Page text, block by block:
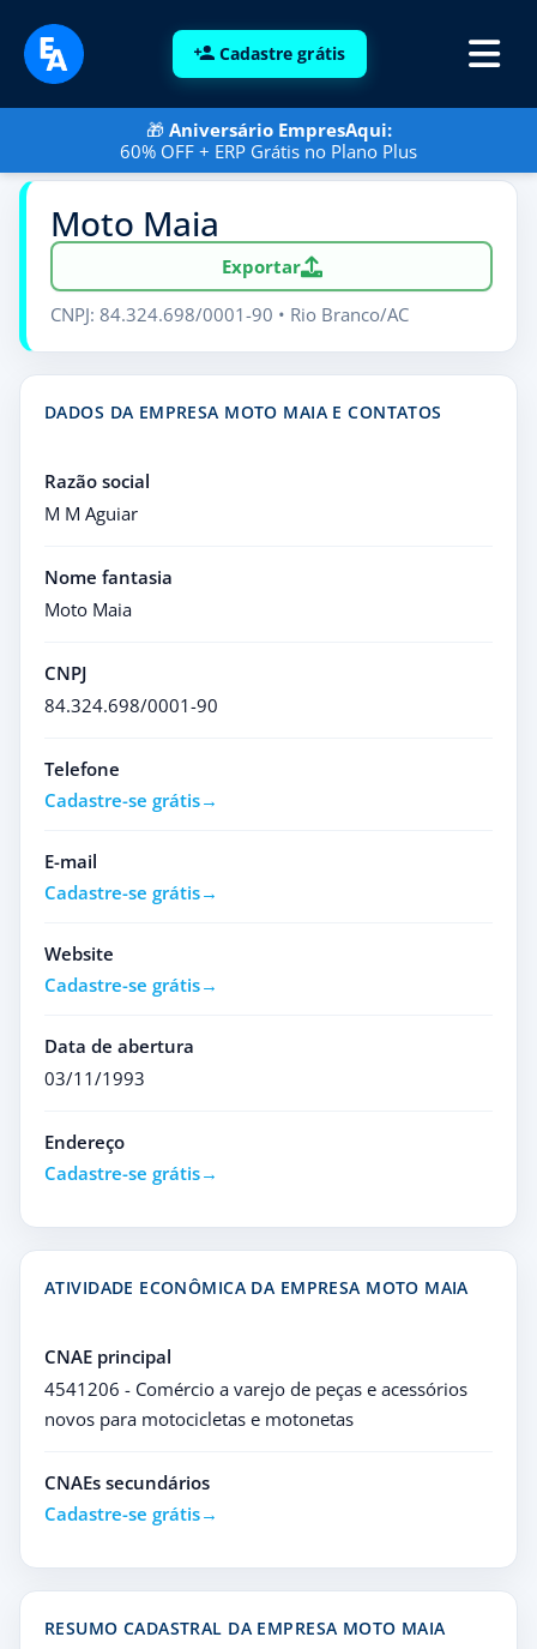
Cadastre grátis
🎁 Aniversário EmpresAqui:
60% OFF + ERP Grátis no Plano Plus
Moto Maia
Exportar
CNPJ: 84.324.698/0001-90 • Rio Branco/AC
DADOS DA EMPRESA MOTO MAIA E CONTATOS
Razão social
M M Aguiar
Nome fantasia
Moto Maia
CNPJ
84.324.698/0001-90
Telefone
Cadastre-se grátis
E-mail
Cadastre-se grátis
Website
Cadastre-se grátis
Data de abertura
03/11/1993
Endereço
Cadastre-se grátis
ATIVIDADE ECONÔMICA DA EMPRESA MOTO MAIA
CNAE principal
4541206 - Comércio a varejo de peças e acessórios
novos para motocicletas e motonetas
CNAEs secundários
Cadastre-se grátis
RESUMO CADASTRAL DA EMPRESA MOTO MAIA